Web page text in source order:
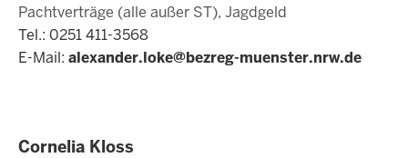
Pachtverträge (alle außer ST), Jagdgeld
Tel.: 0251 411-3568
E-Mail: alexander.loke@bezreg-muenster.nrw.de
Cornelia Kloss